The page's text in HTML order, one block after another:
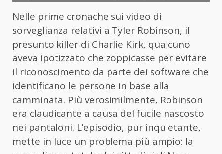
Nelle prime cronache sui video di
sorveglianza relativi a Tyler Robinson, il
presunto killer di Charlie Kirk, qualcuno
aveva ipotizzato che zoppicasse per evitare
il riconoscimento da parte dei software che
identificano le persone in base alla
camminata. Più verosimilmente, Robinson
era claudicante a causa del fucile nascosto
nei pantaloni. L’episodio, pur inquietante,
mette in luce un problema più ampio: la